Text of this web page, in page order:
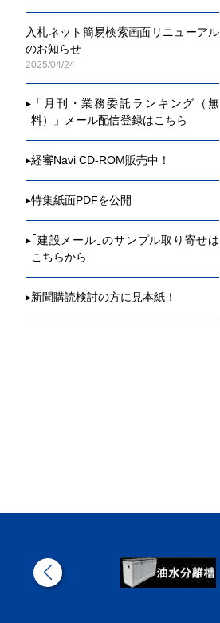
入札ネット簡易検索画面リニューアル
のお知らせ
2025/04/24
▸ 「月刊・業務委託ランキング（無
料）」メール配信登録はこちら
▸経審Navi CD-ROM販売中！
▸特集紙面PDFを公開
▸ ｢建設メール｣のサンプル取り寄せは
こちらから
▸新聞購読検討の方に見本紙！